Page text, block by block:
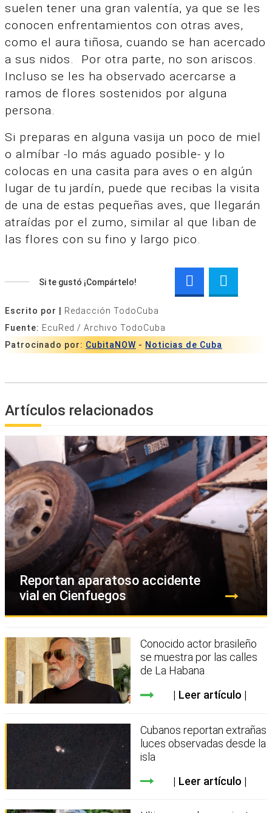
suelen tener una gran valentía, ya que se les
conocen enfrentamientos con otras aves,
como el aura tiñosa, cuando se han acercado
a sus nidos. Por otra parte, no son ariscos.
Incluso se les ha observado acercarse a
ramos de flores sostenidos por alguna
persona.
Si preparas en alguna vasija un poco de miel
o almíbar -lo más aguado posible- y lo
colocas en una casita para aves o en algún
lugar de tu jardín, puede que recibas la visita
de una de estas pequeñas aves, que llegarán
atraídas por el zumo, similar al que liban de
las flores con su fino y largo pico.
Si te gustó ¡Compártelo!
Escrito por |
Redacción TodoCuba
Fuente: EcuRed / Archivo TodoCuba
Patrocinado por: CubitaNOW - Noticias de Cuba
Artículos relacionados
Reportan aparatoso accidente
vial en Cienfuegos
Conocido actor brasileño
se muestra por las calles
de La Habana
Leer artículo
Cubanos reportan extrañas
luces observadas desde la
isla
Leer artículo